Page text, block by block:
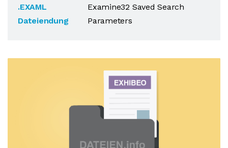
.EXAML
Dateiendung
Examine32 Saved Search
Parameters